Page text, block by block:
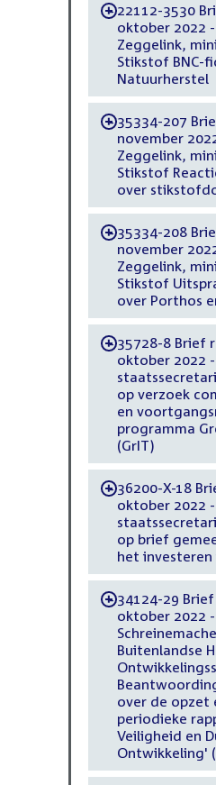
-22112-3530
oktober 2022
Zeggelink,
Stikstof BNC-
Natuurherstel
-35334-207
november
Zeggelink,
Stikstof
over
-35334-208
november
Zeggelink,
Stikstof
over Porthos
-35728-8 Brief
oktober 2022
op verzoek
en
programma
(GrIT)
-36200-X-18
oktober 2022
op brief
het
-34124-29
oktober 2022 -
Buitenlandse
over de opzet
periodieke
Veiligheid en
Ontwikkeling'